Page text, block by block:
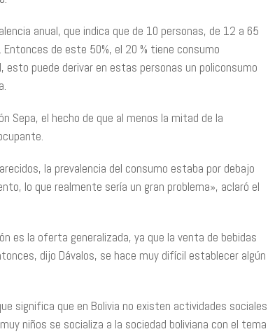
anual, que indica que de 10 personas, de 12 a 65
de este 50%, el 20 % tiene consumo
puede derivar en estas personas un policonsumo
Sepa, el hecho de que al menos la mitad de la
la prevalencia del consumo estaba por debajo
lo que realmente sería un gran problema», aclaró el
es la oferta generalizada, ya que la venta de bebidas
dijo Dávalos, se hace muy difícil establecer algún
significa que en Bolivia no existen actividades sociales
niños se socializa a la sociedad boliviana con el tema